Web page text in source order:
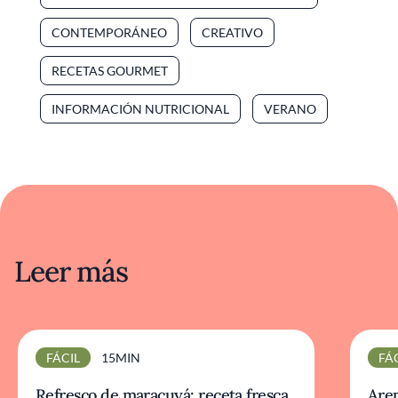
CONTEMPORÁNEO CREATIVO
RECETAS GOURMET
INFORMACIÓN NUTRICIONAL VERANO
Leer más
FÁCIL 15MIN